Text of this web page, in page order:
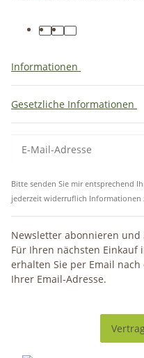
Informationen
Gesetzliche Informationen
Bitte senden Sie mir entsprechend
jederzeit widerruflich Informationen
Newsletter abonnieren und
Für Ihren nächsten Einkauf
erhalten Sie per Email
Ihrer Email-Adresse.